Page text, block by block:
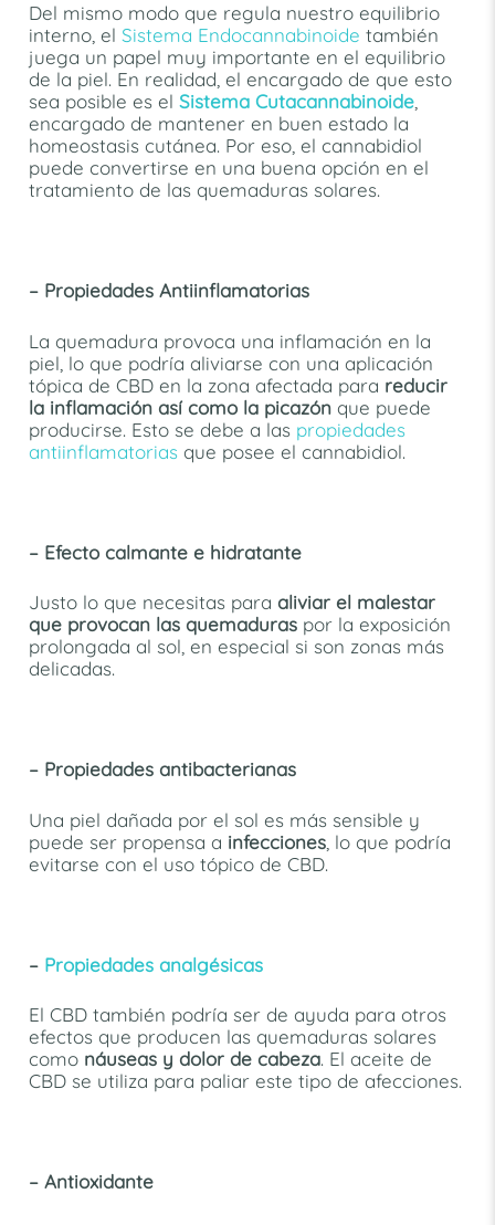
Del mismo modo que regula nuestro equilibrio
interno, el Sistema Endocannabinoide también
juega un papel muy importante en el equilibrio
de la piel. En realidad, el encargado de que esto
sea posible es el Sistema Cutacannabinoide,
encargado de mantener en buen estado la
homeostasis cutánea. Por eso, el cannabidiol
puede convertirse en una buena opción en el
tratamiento de las quemaduras solares.
– Propiedades Antiinflamatorias
La quemadura provoca una inflamación en la
piel, lo que podría aliviarse con una aplicación
tópica de CBD en la zona afectada para reducir
la inflamación así como la picazónque puede
producirse. Esto se debe a las propiedades
antiinflamatorias que posee el cannabidiol.
– Efecto calmante e hidratante
Justo lo que necesitas para aliviar el malestar
que provocan las quemaduraspor la exposición
prolongada al sol, en especial si son zonas más
delicadas.
– Propiedades antibacterianas
Una piel dañada por el sol es más sensible y
puede ser propensa a infecciones, lo que podría
evitarse con el uso tópico de CBD.
– Propiedades analgésicas
El CBD también podría ser de ayuda para otros
efectos que producen las quemaduras solares
como náuseas y dolor de cabeza. El aceite de
CBD se utiliza para paliar este tipo de afecciones.
– Antioxidante